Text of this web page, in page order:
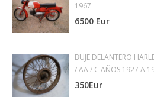
1967
6500 Eur
BUJE DELANTERO
/ AA / C AÑOS 1927 A
350Eur